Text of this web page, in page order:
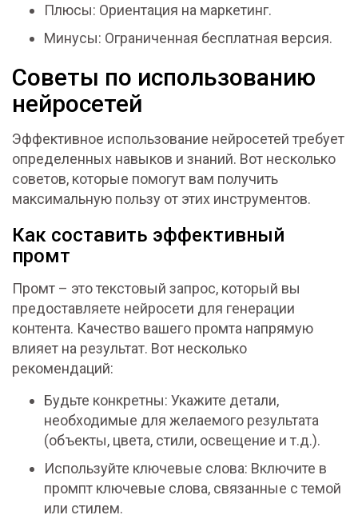
Плюсы: Ориентация на маркетинг.
Минусы: Ограниченная бесплатная версия.
Советы по использованию
нейросетей
Эффективное использование нейросетей требует
определенных навыков и знаний. Вот несколько
советов, которые помогут вам получить
максимальную пользу от этих инструментов.
Как составить эффективный
промт
Промт – это текстовый запрос, который вы
предоставляете нейросети для генерации
контента. Качество вашего промта напрямую
влияет на результат. Вот несколько
рекомендаций:
Будьте конкретны: Укажите детали,
необходимые для желаемого результата
(объекты, цвета, стили, освещение и т.д.).
Используйте ключевые слова: Включите в
промпт ключевые слова, связанные с темой
или стилем.